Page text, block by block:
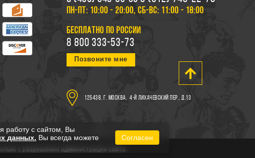
ПН-ПТ: 10:00 - 20:00, СБ-ВС: 11:00 - 18:00
БЕСПЛАТНО ПО РОССИИ
8 800 333-53-73
Позвоните мне
125438, г. Москва, 4-й Лихачевский пер., д.13
с разрешения администрации сайта.
работу с сайтом, Вы
данных. Вы всегда можете
Согласен